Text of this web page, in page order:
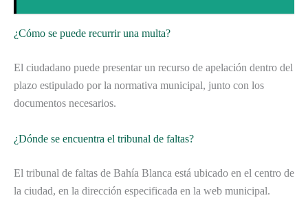
¿Cómo se puede recurrir una multa?
El ciudadano puede presentar un recurso de apelación dentro del
plazo estipulado por la normativa municipal, junto con los
documentos necesarios.
¿Dónde se encuentra el tribunal de faltas?
El tribunal de faltas de Bahía Blanca está ubicado en el centro de
la ciudad, en la dirección especificada en la web municipal.